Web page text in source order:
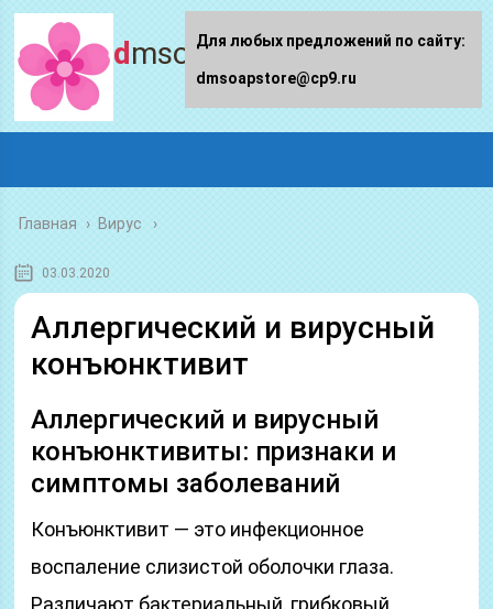
dmsoapstore.ru
Главная › Вирус
03.03.2020
Аллергический и вирусный
конъюнктивит
Аллергический и вирусный
конъюнктивиты: признаки и
симптомы заболеваний
Конъюнктивит — это инфекционное
воспаление слизистой оболочки глаза.
Различают бактериальный, грибковый,
Для любых предложений по сайту:
dmsoapstore@cp9.ru